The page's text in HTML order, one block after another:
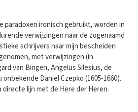
paradoxen ironisch gebruikt, worden in
verwijzingen naar de zogenaamd
schrijvers naar mijn bescheiden
met verwijzingen (in
van Bingen, Angelus Silesius, de
Daniel Czepko (1605-1660).
directe lijn met de Here der Heren.